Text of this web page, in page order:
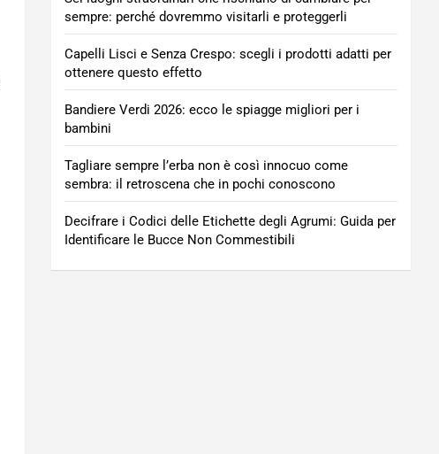
sempre: perché dovremmo visitarli e proteggerli
Capelli Lisci e Senza Crespo: scegli i prodotti adatti per
ottenere questo effetto
Bandiere Verdi 2026: ecco le spiagge migliori per i
bambini
Tagliare sempre l’erba non è così innocuo come
sembra: il retroscena che in pochi conoscono
Decifrare i Codici delle Etichette degli Agrumi: Guida per
Identificare le Bucce Non Commestibili